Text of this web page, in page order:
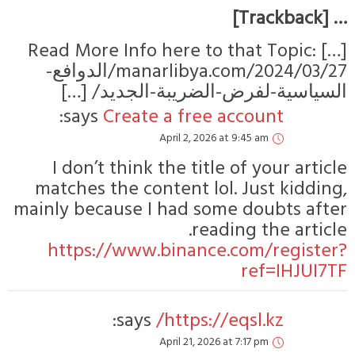
…
[…] Read More Info here to that Topic:
manarlibya.com/2024/03/27/الدوافع-
لفرض-الضريبة-الجديد/ […]
Create a free account
says:
April 2, 2026 at 9:45 am
I don’t think the title of your
matches the content lol. Just
mainly because I had some doubts
reading the
https://www.binance.com/
https://eqsl.kz/
says:
April 21, 2026 at 7:17 pm